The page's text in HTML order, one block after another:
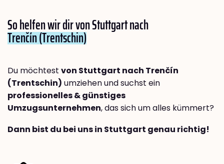
So helfen wir dir von Stuttgart nach
Trenčín (Trentschin)
Du möchtest von Stuttgart nach Trenčín
(Trentschin) umziehen und suchst ein
professionelles & günstiges
Umzugsunternehmen, das sich um alles kümmert?
Dann bist du bei uns in Stuttgart genau richtig!